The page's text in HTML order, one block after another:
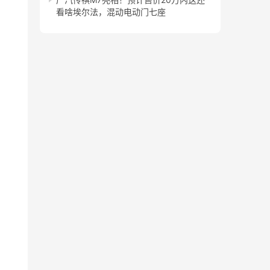
看啥埃尔法，混动电动门七座